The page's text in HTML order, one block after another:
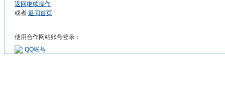
返回继续操作
或者 返回首页
使用合作网站账号登录：
QQ帐号